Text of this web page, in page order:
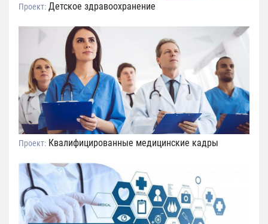
Проект: Детское здравоохранение
Проект: Квалифицированные медицинские кадры